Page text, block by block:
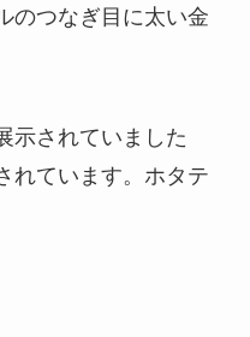
のつなぎ目に太い金
示されていました
れています。ホタテ